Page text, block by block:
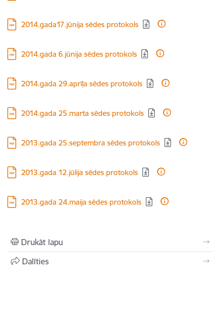
Lejupielādēt:
2014.gada17.jūnija sēdes protokols
Lejupielādēt:
2014.gada 6.jūnija sēdes protokols
Lejupielādēt:
2014.gada 29.aprīļa sēdes protokols
Lejupielādēt:
2014.gada 25.marta sēdes protokols
Lejupielādēt:
2013.gada 25.septembra sēdes protokols
Lejupielādēt:
2013.gada 12.jūlija sēdes protokols
Lejupielādēt:
2013.gada 24.maija sēdes protokols
Drukāt lapu
Dalīties